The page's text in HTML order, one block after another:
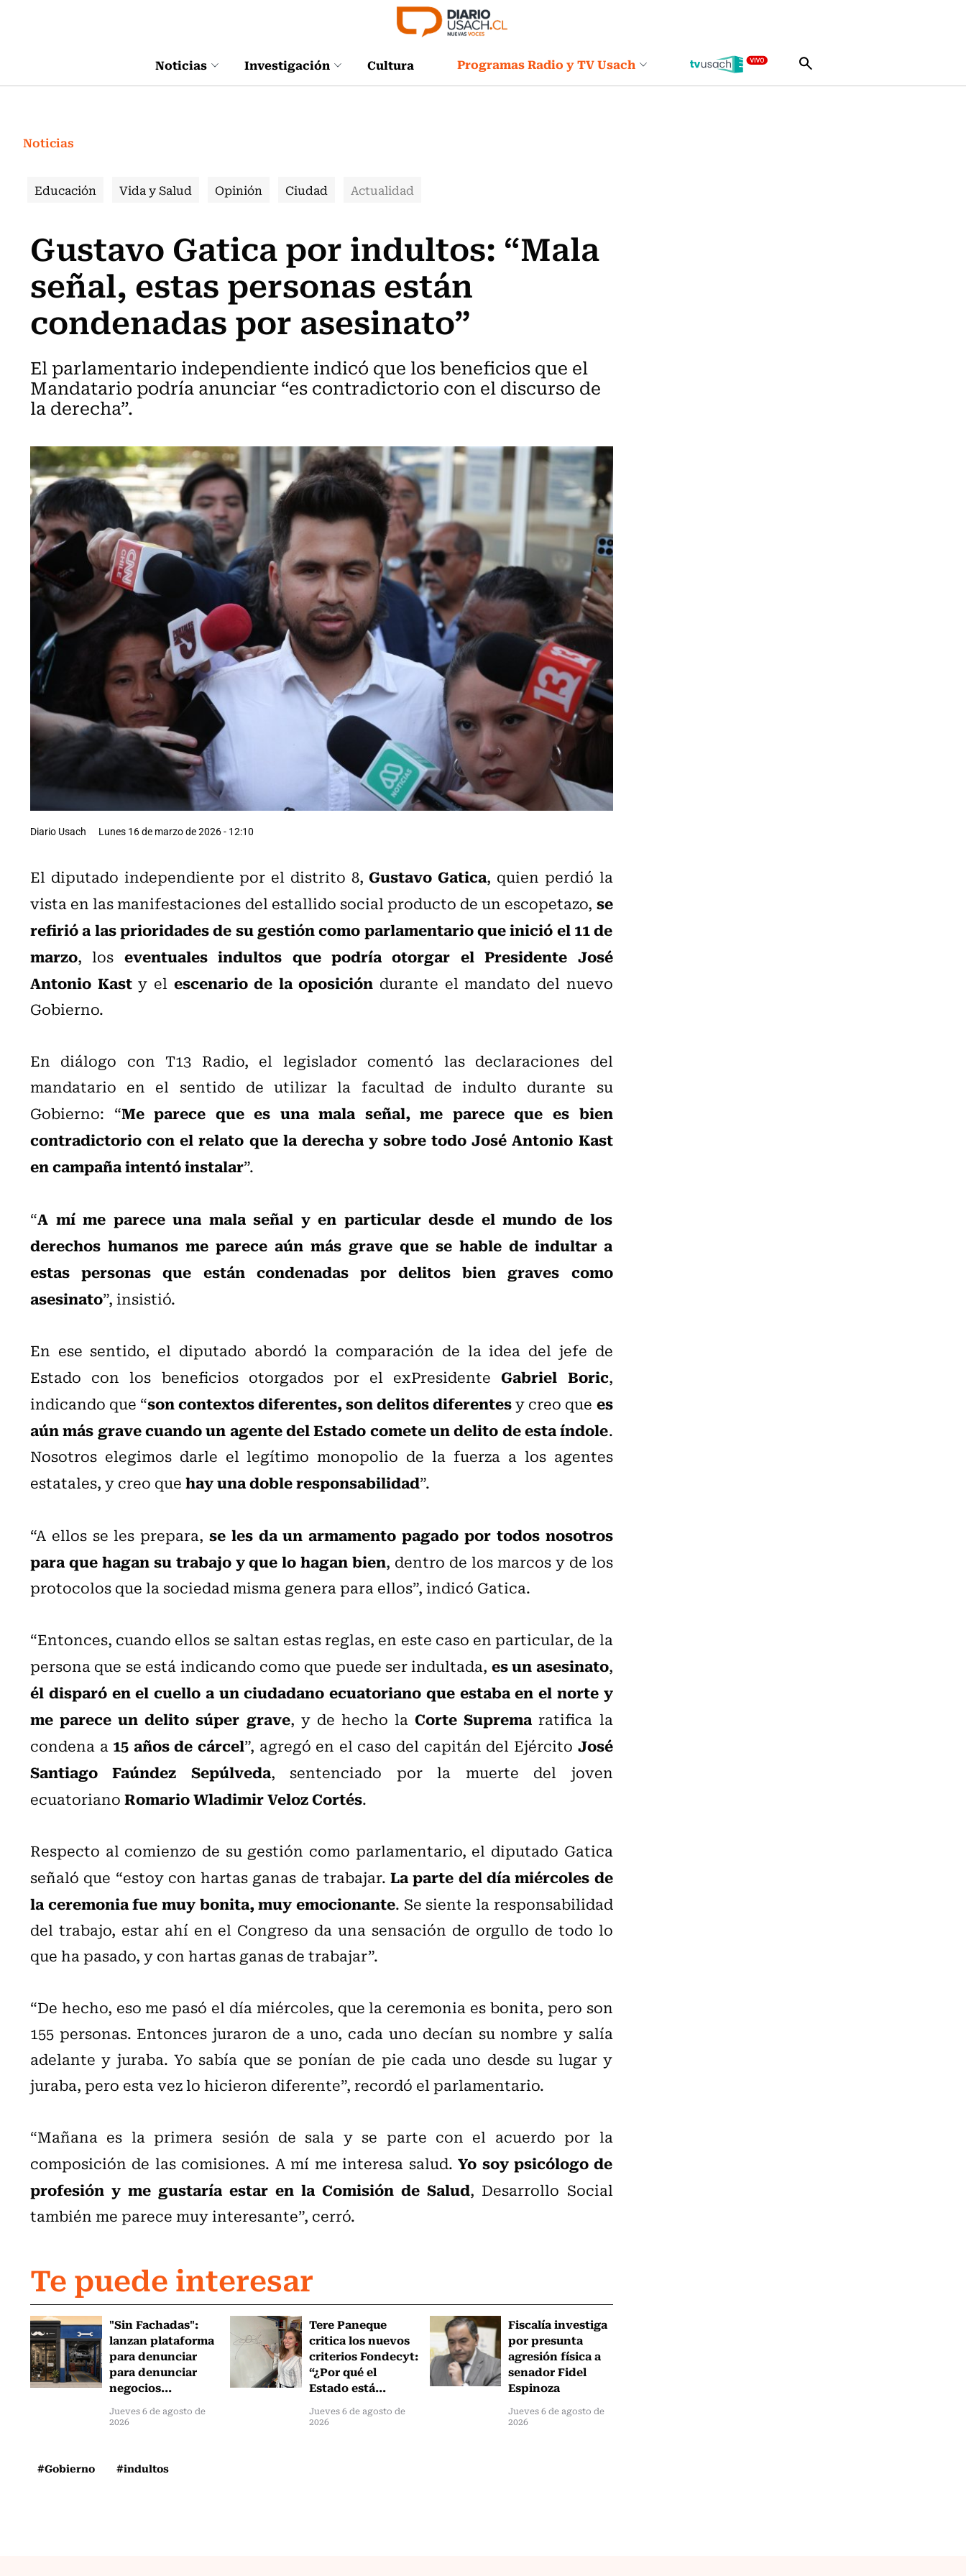
Noticias Investigación Cultura Programas Radio y TV Usach
Noticias
Educación Vida y Salud Opinión Ciudad Actualidad
Gustavo Gatica por indultos: “Mala
señal, estas personas están
condenadas por asesinato”
El parlamentario independiente indicó que los beneficios que el
Mandatario podría anunciar “es contradictorio con el discurso de
la derecha”.
Diario Usach Lunes 16 de marzo de 2026 - 12:10
El diputado independiente por el distrito 8,Gustavo Gatica, quien perdió la
vista en las manifestaciones del estallido social producto de un escopetazo, se
refirió a las prioridades de su gestión como parlamentario que inició el 11 de
marzo, los eventuales indultos que podría otorgar el Presidente José
Antonio Kasty el escenario de la oposición durante el mandato del nuevo
Gobierno.
En diálogo con T13 Radio, el legislador comentó las declaraciones del
mandatario en el sentido de utilizar la facultad de indulto durante su
Gobierno: “Me parece que es una mala señal, me parece que es bien
contradictorio con el relato que la derecha y sobre todo José Antonio Kast
en campaña intentó instalar”.
“A mí me parece una mala señal y en particular desde el mundo de los
derechos humanos me parece aún más grave que se hable de indultar a
estas personas que están condenadas por delitos bien graves como
asesinato”, insistió.
En ese sentido, el diputado abordó la comparación de la idea del jefe de
Estado con los beneficios otorgados por el exPresidenteGabriel Boric,
indicando que “son contextos diferentes, son delitos diferentesy creo que es
aún más grave cuando un agente del Estado comete un delito de esta índole.
Nosotros elegimos darle el legítimo monopolio de la fuerza a los agentes
estatales, y creo quehay una doble responsabilidad”.
“A ellos se les prepara,se les da un armamento pagado por todos nosotros
para que hagan su trabajo y que lo hagan bien, dentro de los marcos y de los
protocolos que la sociedad misma genera para ellos”, indicó Gatica.
“Entonces, cuando ellos se saltan estas reglas, en este caso en particular, de la
persona que se está indicando como que puede ser indultada, es un asesinato,
él disparó en el cuello a un ciudadano ecuatoriano que estaba en el norte y
me parece un delito súper grave, y de hecho laCorte Suprema ratifica la
condena a 15 años de cárcel”, agregó en el caso del capitán del Ejército José
Santiago Faúndez Sepúlveda, sentenciado por la muerte del joven
ecuatorianoRomario Wladimir Veloz Cortés.
Respecto al comienzo de su gestión como parlamentario, el diputado Gatica
señaló que “estoy con hartas ganas de trabajar.La parte del día miércoles de
la ceremonia fue muy bonita, muy emocionante. Se siente la responsabilidad
del trabajo, estar ahí en el Congreso da una sensación de orgullo de todo lo
que ha pasado, y con hartas ganas de trabajar”.
“De hecho, eso me pasó el día miércoles, que la ceremonia es bonita, pero son
155 personas. Entonces juraron de a uno, cada uno decían su nombre y salía
adelante y juraba. Yo sabía que se ponían de pie cada uno desde su lugar y
juraba, pero esta vez lo hicieron diferente”, recordó el parlamentario.
“Mañana es la primera sesión de sala y se parte con el acuerdo por la
composición de las comisiones. A mí me interesa salud.Yo soy psicólogo de
profesión y me gustaría estar en la Comisión de Salud, Desarrollo Social
también me parece muy interesante”, cerró.
Te puede interesar
"Sin Fachadas":
lanzan plataforma
para denunciar
para denunciar
negocios...
Jueves 6 de agosto de
2026
Tere Paneque
critica los nuevos
criterios Fondecyt:
“¿Por qué el
Estado está...
Jueves 6 de agosto de
2026
Fiscalía investiga
por presunta
agresión física a
senador Fidel
Espinoza
Jueves 6 de agosto de
2026
#Gobierno #indultos